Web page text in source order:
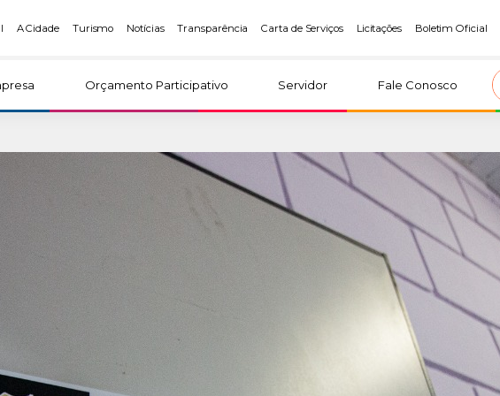
A Cidade Turismo Notícias Transparência Carta de Serviços Licitações Boletim Oficial
Orçamento Participativo Servidor Fale Conosco